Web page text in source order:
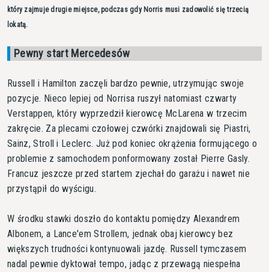
który zajmuje drugie miejsce, podczas gdy Norris musi zadowolić się trzecią
lokatą.
Pewny start Mercedesów
Russell i Hamilton zaczęli bardzo pewnie, utrzymując swoje
pozycje. Nieco lepiej od Norrisa ruszył natomiast czwarty
Verstappen, który wyprzedził kierowcę McLarena w trzecim
zakręcie. Za plecami czołowej czwórki znajdowali się Piastri,
Sainz, Stroll i Leclerc. Już pod koniec okrążenia formującego o
problemie z samochodem ponformowany został Pierre Gasly.
Francuz jeszcze przed startem zjechał do garażu i nawet nie
przystąpił do wyścigu.
W środku stawki doszło do kontaktu pomiędzy Alexandrem
Albonem, a Lance'em Strollem, jednak obaj kierowcy bez
większych trudności kontynuowali jazdę. Russell tymczasem
nadal pewnie dyktował tempo, jadąc z przewagą niespełna